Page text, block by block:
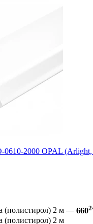
2000 OPAL
(полистирол) 2 м — 660
(полистирол) 2 м